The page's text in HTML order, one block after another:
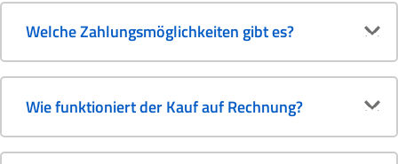
Welche Zahlungsmöglichkeiten gibt es?
Wie funktioniert der Kauf auf Rechnung?